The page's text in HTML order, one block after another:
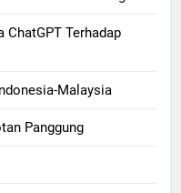
ChatGPT Terhadap
Malaysia
Panggung